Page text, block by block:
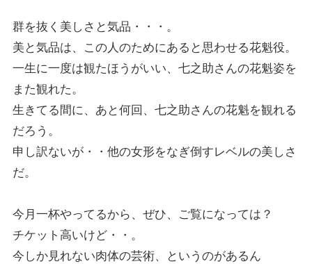
群を抜く美しさと気品・・・。
美と気品は、この人のためにあると思わせる花魁役。
一生に一度は観たほうがいい、七之助さんの花魁姿を
また観れた。
生きてる間に、あと何回、七之助さんの花魁を観れる
だろう。
申し訳ないが・・他の女形をなぎ倒すレベルの美しさ
だ。
今月一杯やってるから、ぜひ、ご覧になっては？
チケット高いけど・・。
今しか見れない肉体の芸術、というのがあるん